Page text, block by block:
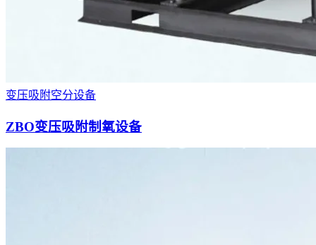
变压吸附空分设备
ZBO变压吸附制氧设备